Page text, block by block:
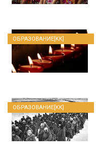
ОБРАЗОВАНИЕ[KK]
ОБРАЗОВАНИЕ[KK]